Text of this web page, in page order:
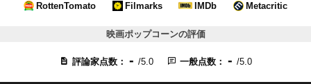
RottenTomato Filmarks IMDb Metacritic
映画ポップコーンの評価
評論家点数： - /5.0 一般点数： - /5.0